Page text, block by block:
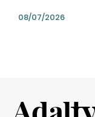
08/07/2026